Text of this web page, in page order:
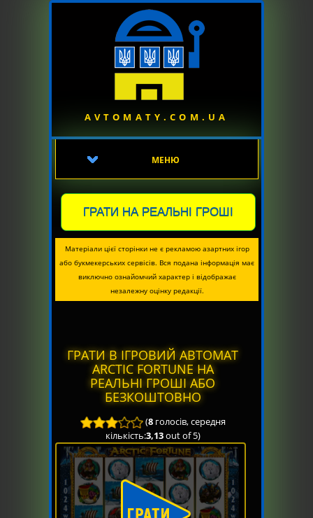
AVTOMATY.COM.UA
МЕНЮ
ГРАТИ НА РЕАЛЬНІ ГРОШІ
Матеріали цієї сторінки не є рекламою азартних ігор
або букмекерських сервісів. Вся подана інформація має
виключно ознайомчий характер і відображає
незалежну оцінку редакції.
ГРАТИ В ІГРОВИЙ АВТОМАТ
ARCTIC FORTUNE НА
РЕАЛЬНІ ГРОШІ АБО
БЕЗКОШТОВНО
(8голосів, середня
кількість:3,13out of 5)